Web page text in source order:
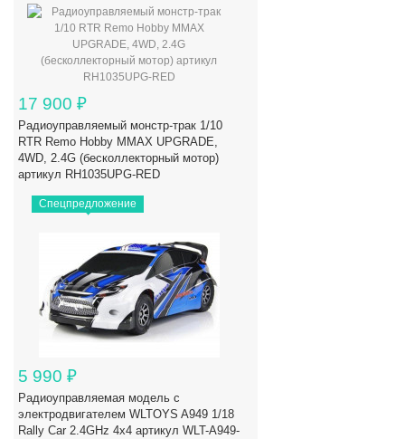
17 900 ₽
Радиоуправляемый монстр-трак 1/10
RTR Remo Hobby MMAX UPGRADE,
4WD, 2.4G (бесколлекторный мотор)
артикул RH1035UPG-RED
Спецпредложение
5 990 ₽
Радиоуправляемая модель с
электродвигателем WLTOYS A949 1/18
Rally Car 2.4GHz 4x4 артикул WLT-A949-